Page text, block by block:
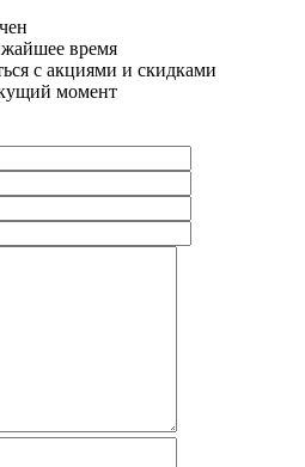
время
с акциями и скидками
момент